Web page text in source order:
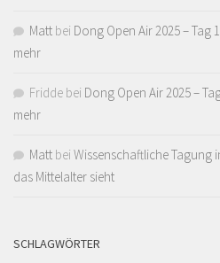
Matt bei Dong Open Air 2025 – Tag
mehr
Fridde bei Dong Open Air 2025 –
mehr
Matt bei Wissenschaftliche Tagung
das Mittelalter sieht
SCHLAGWÖRTER